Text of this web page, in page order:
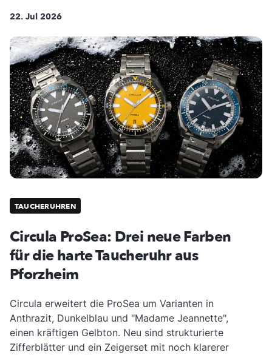
22. Jul 2026
TAUCHERUHREN
Circula ProSea: Drei neue Farben
für die harte Taucheruhr aus
Pforzheim
Circula erweitert die ProSea um Varianten in
Anthrazit, Dunkelblau und "Madame Jeannette",
einen kräftigen Gelbton. Neu sind strukturierte
Zifferblätter und ein Zeigerset mit noch klarerer